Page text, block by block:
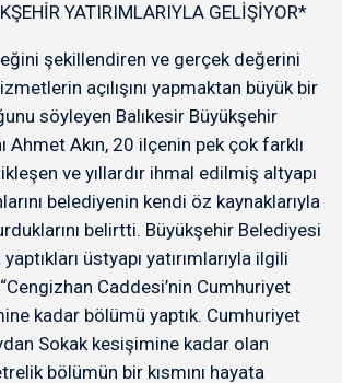
YATIRIMLARIYLA GELİŞİYOR*
şekillendiren ve gerçek değerini
açılışını yapmaktan büyük bir
söyleyen Balıkesir Büyükşehir
Ahmet Akın, 20 ilçenin pek çok farklı
ve yıllardır ihmal edilmiş altyapı
belediyenin kendi öz kaynaklarıyla
belirtti. Büyükşehir Belediyesi
üstyapı yatırımlarıyla ilgili
Caddesi’nin Cumhuriyet
kadar bölümü yaptık. Cumhuriyet
Sokak kesişimine kadar olan
bölümün bir kısmını hayata